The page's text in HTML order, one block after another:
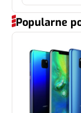
Popularne